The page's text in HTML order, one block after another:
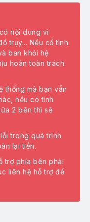
nội dung vi
trụy... Nếu cố tình
ban khỏi hệ
hoàn toàn trách
thống mà bạn vẫn
nếu có tình
2 bên thì sẽ
trong quá trình
lại tiền.
trợ phía bên phải
liên hệ hỗ trợ để